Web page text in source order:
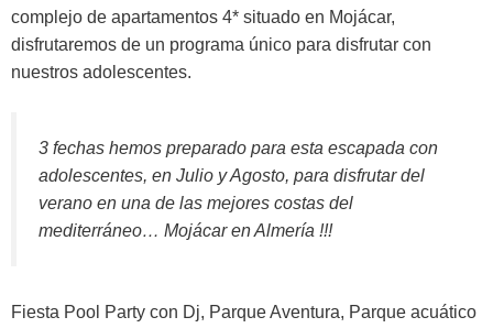
complejo de apartamentos 4* situado en Mojácar,
disfrutaremos de un programa único para disfrutar con
nuestros adolescentes.
3 fechas hemos preparado para esta escapada con
adolescentes, en Julio y Agosto, para disfrutar del
verano en una de las mejores costas del
mediterráneo… Mojácar en Almería !!!
Fiesta Pool Party con Dj, Parque Aventura, Parque acuático